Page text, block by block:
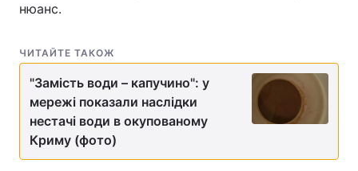
нюанс.
ЧИТАЙТЕ ТАКОЖ
"Замість води – капучино": у
мережі показали наслідки
нестачі води в окупованому
Криму (фото)